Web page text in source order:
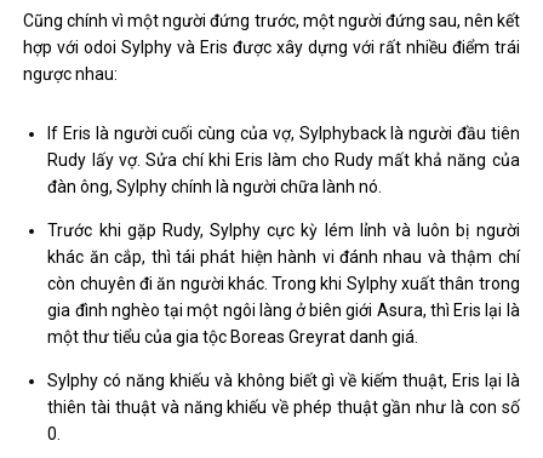
Cũng chính vì một người đứng trước, một người đứng sau, nên kết
hợp với odoi Sylphy và Eris được xây dựng với rất nhiều điểm trái
ngược nhau:
If Eris là người cuối cùng của vợ, Sylphyback là người đầu tiên
Rudy lấy vợ. Sửa chí khi Eris làm cho Rudy mất khả năng của
đàn ông, Sylphy chính là người chữa lành nó.
Trước khi gặp Rudy, Sylphy cực kỳ lém lỉnh và luôn bị người
khác ăn cắp, thì tái phát hiện hành vi đánh nhau và thậm chí
còn chuyên đi ăn người khác. Trong khi Sylphy xuất thân trong
gia đình nghèo tại một ngôi làng ở biên giới Asura, thì Eris lại là
một thư tiểu của gia tộc Boreas Greyrat danh giá.
Sylphy có năng khiếu và không biết gì về kiếm thuật, Eris lại là
thiên tài thuật và năng khiếu về phép thuật gần như là con số
0.